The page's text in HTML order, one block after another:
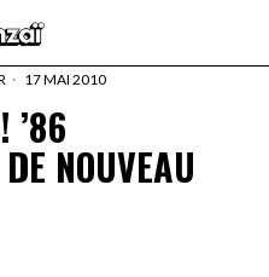
17 MAI 2010
’86
NOUVEAU